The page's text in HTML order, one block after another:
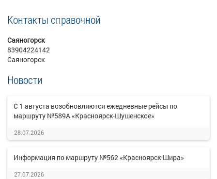
Контакты справочной
Саяногорск
83904224142
Саяногорск
Новости
С 1 августа возобновляются ежедневные рейсы по
маршруту №589А «Красноярск-Шушенское»
28.07.2026
Информация по маршруту №562 «Красноярск-Шира»
27.07.2026